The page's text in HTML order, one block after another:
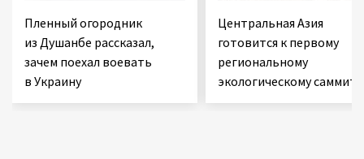
Пленный огородник
из Душанбе рассказал,
зачем поехал воевать
в Украину
Центральная Азия
готовится к первому
региональному
экологическому саммиту